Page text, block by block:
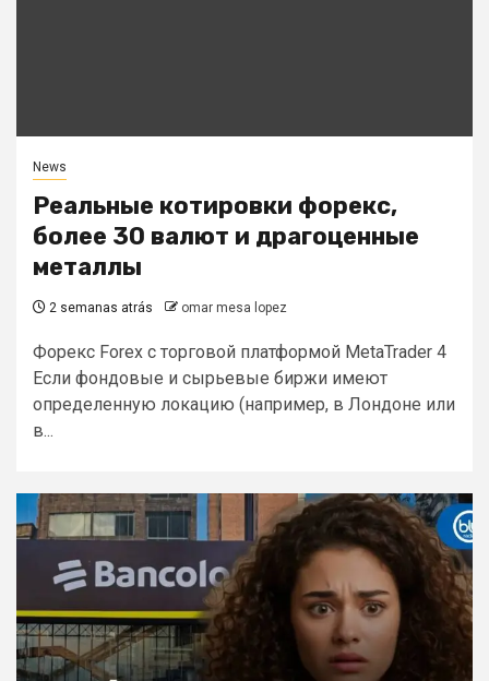
News
Реальные котировки форекс,
более 30 валют и драгоценные
металлы
2 semanas atrás omar mesa lopez
Форекс Forex с торговой платформой MetaTrader 4
Если фондовые и сырьевые биржи имеют
определенную локацию (например, в Лондоне или
в...